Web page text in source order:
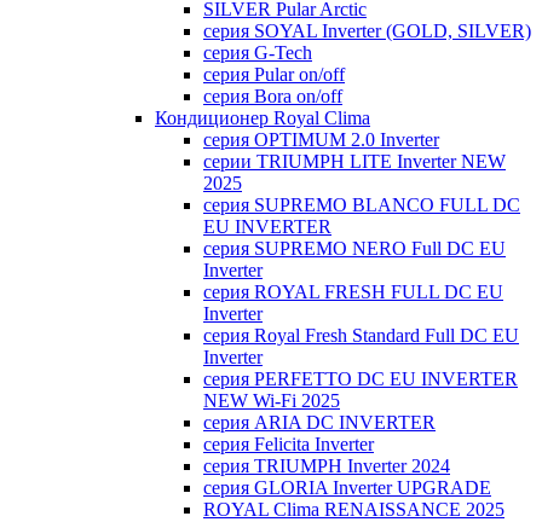
SILVER Pular Arctic
серия SOYAL Inverter (GOLD, SILVER)
серия G-Tech
серия Pular on/off
серия Bora on/off
Кондиционер Royal Clima
серия OPTIMUM 2.0 Inverter
серии TRIUMPH LITE Inverter NEW
2025
серия SUPREMO BLANCO FULL DC
EU INVERTER
серия SUPREMO NERO Full DC EU
Inverter
серия ROYAL FRESH FULL DC EU
Inverter
серия Royal Fresh Standard Full DC EU
Inverter
серия PERFETTO DC EU INVERTER
NEW Wi-Fi 2025
серия ARIA DC INVERTER
серия Felicita Inverter
серия TRIUMPH Inverter 2024
серия GLORIA Inverter UPGRADE
ROYAL Clima RENAISSANCE 2025